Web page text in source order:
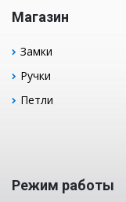
Магазин
Замки
Ручки
Петли
Режим работы